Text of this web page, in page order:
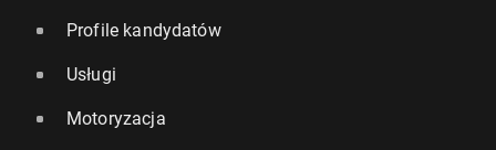
Profile kandydatów
Usługi
Motoryzacja